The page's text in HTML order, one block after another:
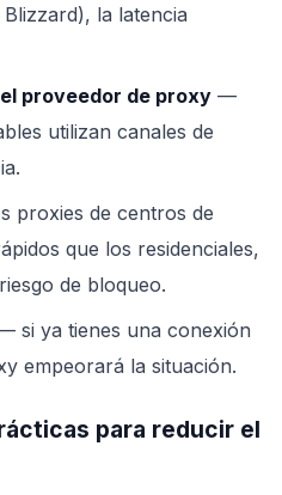
la latencia
proveedor de proxy —
utilizan canales de
proxies de centros de
que los residenciales,
de bloqueo.
si ya tienes una conexión
empeorará la situación.
para reducir el